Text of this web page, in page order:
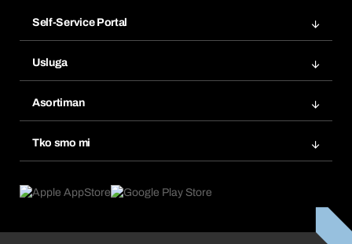
Self-Service Portal
Popisi želja
Ponovno naručivanje
Pretplate
Usluga
Tražitelji proizvoda
Asortiman
Tko smo mi
Što nas pokreće